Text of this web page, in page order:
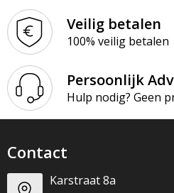
Veilig betalen
100% veilig betalen
Persoonlijk
Hulp nodig? Geen
Contact
Karstraat 8a